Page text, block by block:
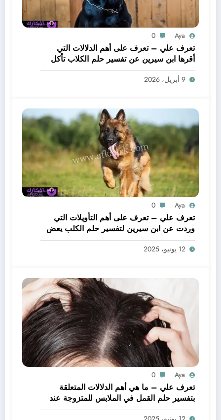
Aya
0
تعرف علي – تعرف على أهم الدلالات التي
أقرها ابن سيرين عن تفسير حلم الكلاب تأكل
لحم – بالتفصيل
9 أبريل، 2026
Aya
0
تعرف علي – تعرف على أهم التأويلات التي
وردت عن ابن سيرين لتفسير حلم الكلب يعض
يدي – بالتفصيل
12 يونيو، 2025
Aya
0
تعرف علي – ما هي أهم الدلالات المتعلقة
بتفسير حلم القمل في الملابس للمتزوجة عند
ابن سيرين؟ – بالتفصيل